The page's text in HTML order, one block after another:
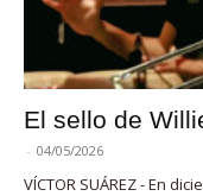
El sello de
- 04/05/2026
VÍCTOR SUÁREZ - En